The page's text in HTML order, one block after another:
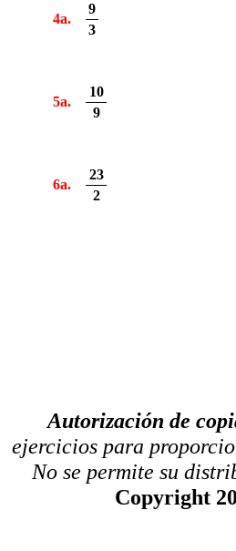
4a.
9
3
5a.
10
9
6a.
23
2
Autorización de
ejercicios para
No se permite su
Copyright